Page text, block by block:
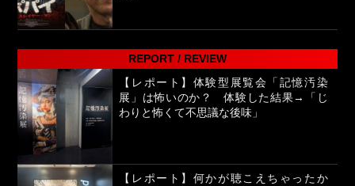
REPORT / REVIEW
【レポート】体験型展覧会「記憶汚染
展」は怖いのか？ 体験した結果→「じ
わりと怖くて不思議な後味」
【レポート】何かが聴こえちゃったか